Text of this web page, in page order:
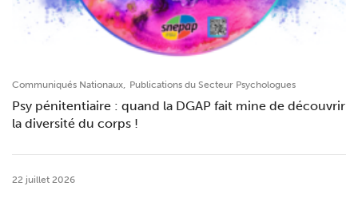
Communiqués Nationaux, Publications du Secteur Psychologues
Psy pénitentiaire : quand la DGAP fait mine de découvrir
la diversité du corps !
22 juillet 2026